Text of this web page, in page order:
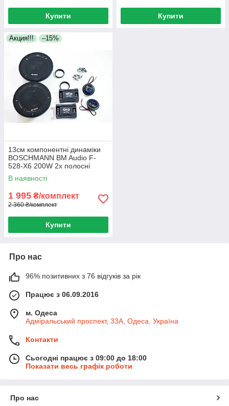
Купити Купити
Акция!!! –15%
13см компонентні динаміки
BOSCHMANN BM Audio F-
528-X6 200W 2х полосні
автомобільні колонки
В наявності
1 995 ₴/комплект
2 360 ₴/комплект
Купити
Про нас
96% позитивних з 76 відгуків за рік
Працює з 06.09.2016
м. Одеса
Адміральський проспект, 33А, Одеса, Україна
Контакти
Сьогодні працює з 09:00 до 18:00
Показати весь графік роботи
Про нас